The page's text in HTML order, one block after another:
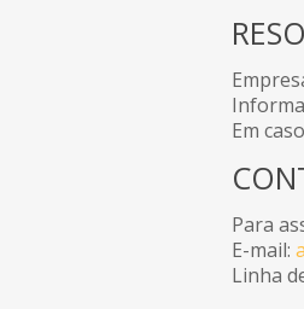
Em
Para
E-mail:
Linha